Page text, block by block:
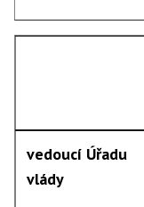
vedoucí Úřadu
vlády